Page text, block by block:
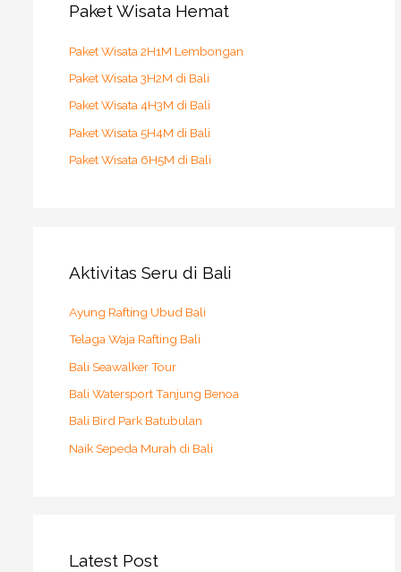
Paket Wisata Hemat
Paket Wisata 2H1M Lembongan
Paket Wisata 3H2M di Bali
Paket Wisata 4H3M di Bali
Paket Wisata 5H4M di Bali
Paket Wisata 6H5M di Bali
Aktivitas Seru di Bali
Ayung Rafting Ubud Bali
Telaga Waja Rafting Bali
Bali Seawalker Tour
Bali Watersport Tanjung Benoa
Bali Bird Park Batubulan
Naik Sepeda Murah di Bali
Latest Post